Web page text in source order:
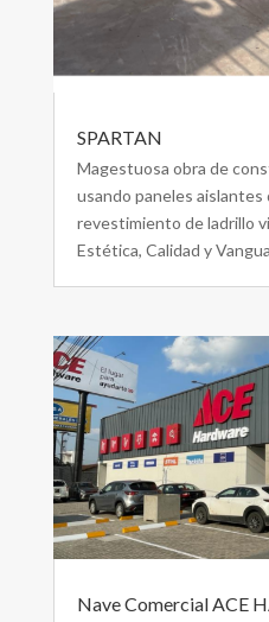
SPARTAN
Magestuosa obra de
usando paneles aislantes
revestimiento de ladrillo
Estética, Calidad y
Nave Comercial ACE